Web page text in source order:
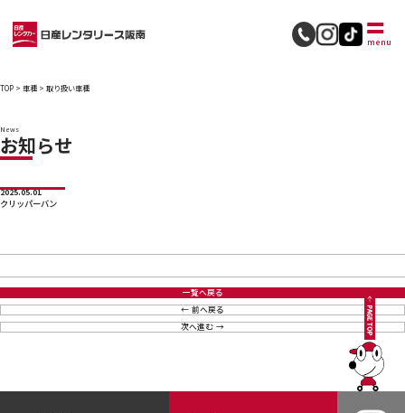
menu
採用情報
TOP > 車種 > 取り扱い車種
News
お知らせ
2025.05.01
クリッパーバン
前へ戻る
一覧へ戻る
次へ進む